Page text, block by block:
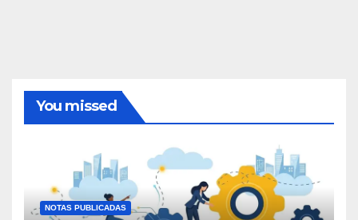
You missed
NOTAS PUBLICADAS